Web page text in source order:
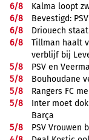
6/8
Kalma loopt
6/8
Bevestigd:
6/8
Driouech
6/8
Tillman haalt
verblijf bij
5/8
PSV en
5/8
Bouhoudane
5/8
Rangers FC
5/8
Inter moet
Barça
5/8
PSV Vrouwen